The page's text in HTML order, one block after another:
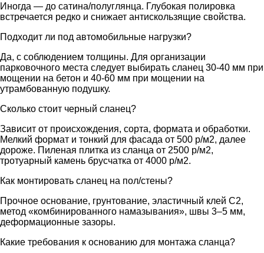
Иногда — до сатина/полуглянца. Глубокая полировка
встречается редко и снижает антискользящие свойства.
Подходит ли под автомобильные нагрузки?
Да, с соблюдением толщины. Для организации
парковочного места следует выбирать сланец 30-40 мм при
мощении на бетон и 40-60 мм при мощении на
утрамбованную подушку.
Сколько стоит черный сланец?
Зависит от происхождения, сорта, формата и обработки.
Мелкий формат и тонкий для фасада от 500 р/м2, далее
дороже. Пиленая плитка из сланца от 2500 р/м2,
тротуарный камень брусчатка от 4000 р/м2.
Как монтировать сланец на пол/стены?
Прочное основание, грунтование, эластичный клей C2,
метод «комбинированного намазывания», швы 3–5 мм,
деформационные зазоры.
Какие требования к основанию для монтажа сланца?